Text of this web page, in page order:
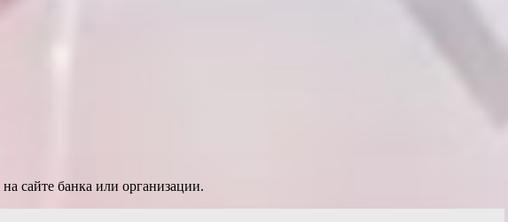
сайте банка или организации.